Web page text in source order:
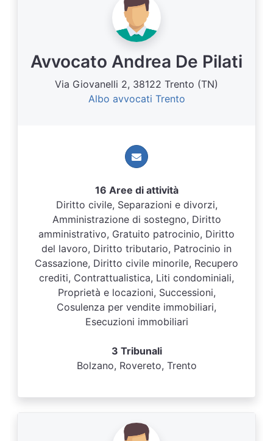
Avvocato Andrea De Pilati
Via Giovanelli 2, 38122 Trento (TN)
Albo avvocati Trento
16 Aree di attività
Diritto civile, Separazioni e divorzi,
Amministrazione di sostegno, Diritto
amministrativo, Gratuito patrocinio, Diritto
del lavoro, Diritto tributario, Patrocinio in
Cassazione, Diritto civile minorile, Recupero
crediti, Contrattualistica, Liti condominiali,
Proprietà e locazioni, Successioni,
Cosulenza per vendite immobiliari,
Esecuzioni immobiliari
3 Tribunali
Bolzano, Rovereto, Trento